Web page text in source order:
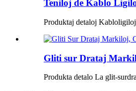
Teniloj de Kablo
Produktaj detaloj Kabloligiloj
Gliti sur Drataj
Produkta detalo La glit-